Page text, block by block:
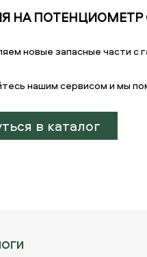
НА ПОТЕНЦИОМЕТР
новые запасные части с
нашим сервисом и мы
в каталог